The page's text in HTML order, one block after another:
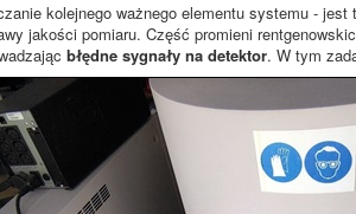
kolejnego ważnego elementu systemu - jest
jakości pomiaru. Część promieni
błędne sygnały na detektor. W tym